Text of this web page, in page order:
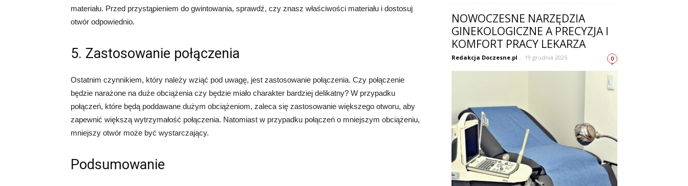
materiału. Przed przystąpieniem do gwintowania, sprawdź, czy znasz właściwości materiału i dostosuj
otwór odpowiednio.
5. Zastosowanie połączenia
Ostatnim czynnikiem, który należy wziąć pod uwagę, jest zastosowanie połączenia. Czy połączenie
będzie narażone na duże obciążenia czy będzie miało charakter bardziej delikatny? W przypadku
połączeń, które będą poddawane dużym obciążeniom, zaleca się zastosowanie większego otworu, aby
zapewnić większą wytrzymałość połączenia. Natomiast w przypadku połączeń o mniejszym obciążeniu,
mniejszy otwór może być wystarczający.
Podsumowanie
NOWOCZESNE NARZĘDZIA
GINEKOLOGICZNE A PRECYZJA I
KOMFORT PRACY LEKARZA
Redakcja Doczesne.pl - 19 grudnia 2025 0